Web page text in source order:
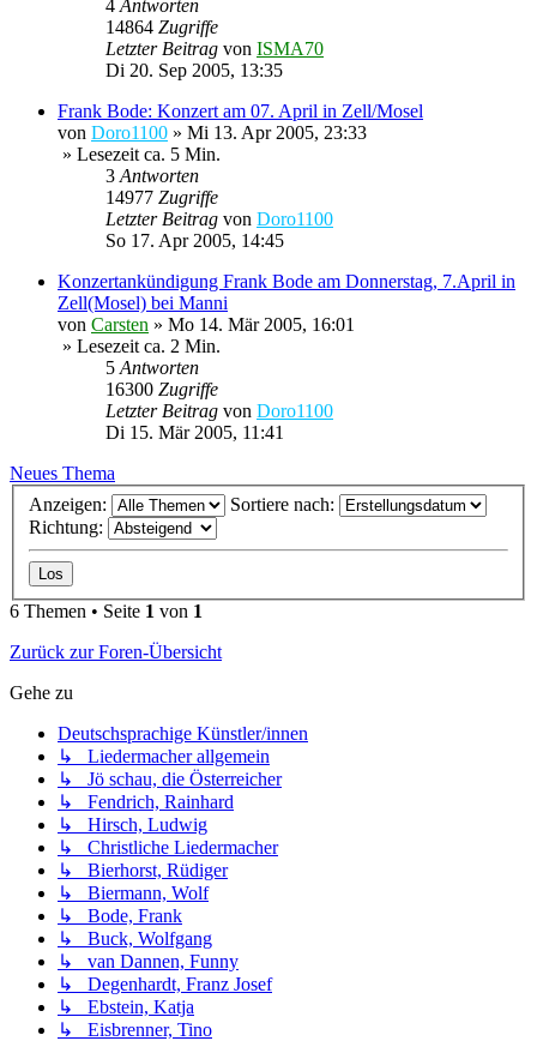
4Antworten
14864 Zugriffe
Letzter Beitrag von ISMA70
Di 20. Sep 2005, 13:35
Frank Bode: Konzert am 07. April in Zell/Mosel
von Doro1100 » Mi 13. Apr 2005, 23:33
» Lesezeit ca. 5 Min.
3Antworten
14977 Zugriffe
Letzter Beitrag von Doro1100
So 17. Apr 2005, 14:45
Konzertankündigung Frank Bode am Donnerstag, 7.April in
Zell(Mosel) bei Manni
von Carsten » Mo 14. Mär 2005, 16:01
» Lesezeit ca. 2 Min.
5Antworten
16300 Zugriffe
Letzter Beitrag von Doro1100
Di 15. Mär 2005, 11:41
Neues Thema
Anzeigen:
Sortiere nach:
Richtung:
6 Themen • Seite 1 von 1
Zurück zur Foren-Übersicht
Gehe zu
Deutschsprachige Künstler/innen
↳ Liedermacher allgemein
↳ Jö schau, die Österreicher
↳ Fendrich, Rainhard
↳ Hirsch, Ludwig
↳ Christliche Liedermacher
↳ Bierhorst, Rüdiger
↳ Biermann, Wolf
↳ Bode, Frank
↳ Buck, Wolfgang
↳ van Dannen, Funny
↳ Degenhardt, Franz Josef
↳ Ebstein, Katja
↳ Eisbrenner, Tino